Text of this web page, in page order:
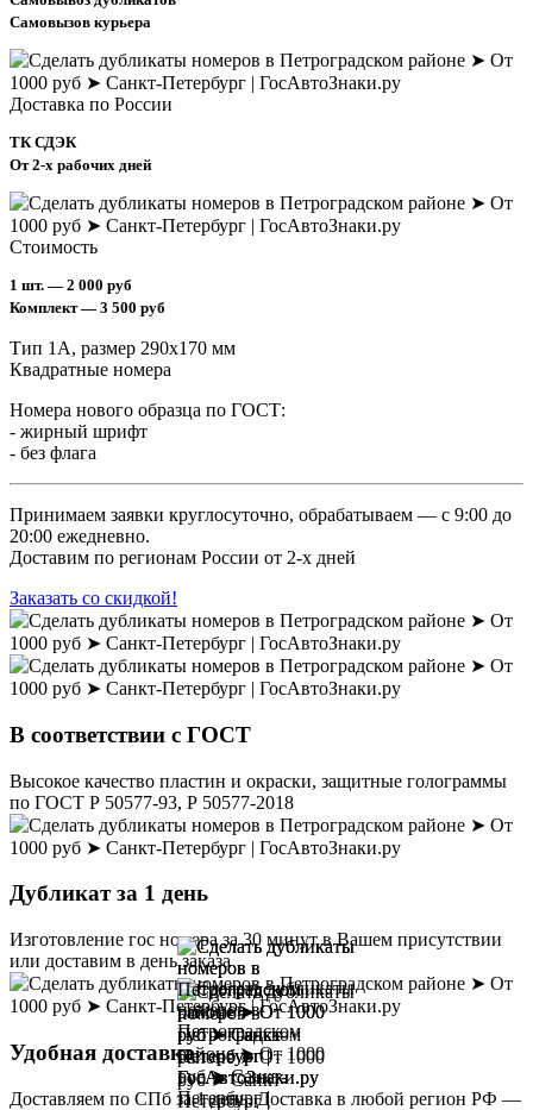
Самовызов курьера
Доставка по России
ТК СДЭК
От 2-х рабочих дней
Стоимость
1 шт. — 2 000 руб
Комплект — 3 500 руб
Тип 1А, размер 290х170 мм
Квадратные номера
Номера нового образца по ГОСТ:
- жирный шрифт
- без флага
Принимаем заявки круглосуточно, обрабатываем — с 9:00 до
20:00 ежедневно.
Доставим по регионам России от 2-х дней
Заказать со скидкой!
В соответствии с ГОСТ
Высокое качество пластин и окраски, защитные голограммы
по ГОСТ Р 50577-93, Р 50577-2018
Дубликат за 1 день
Изготовление гос номера за 30 минут в Вашем присутствии
или доставим в день заказа
Удобная доставка
Доставляем по СПб за 1 день. Доставка в любой регион РФ —